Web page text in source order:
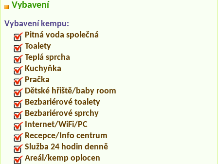
Vybavení
Vybavení kempu:
Pitná voda společná
Toalety
Teplá sprcha
Kuchyňka
Pračka
Dětské hřiště/baby room
Bezbariérové toalety
Bezbariérové sprchy
Internet/WiFi/PC
Recepce/Info centrum
Služba 24 hodin denně
Areál/kemp oplocen